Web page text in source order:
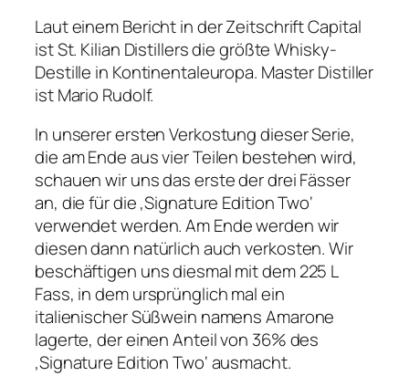
Laut einem Bericht in der Zeitschrift Capital
ist St. Kilian Distillers die größte Whisky-
Destille in Kontinentaleuropa. Master Distiller
ist Mario Rudolf.
In unserer ersten Verkostung dieser Serie,
die am Ende aus vier Teilen bestehen wird,
schauen wir uns das erste der drei Fässer
an, die für die ‚Signature Edition Two‘
verwendet werden. Am Ende werden wir
diesen dann natürlich auch verkosten. Wir
beschäftigen uns diesmal mit dem 225 L
Fass, in dem ursprünglich mal ein
italienischer Süßwein namens Amarone
lagerte, der einen Anteil von 36% des
‚Signature Edition Two‘ ausmacht.